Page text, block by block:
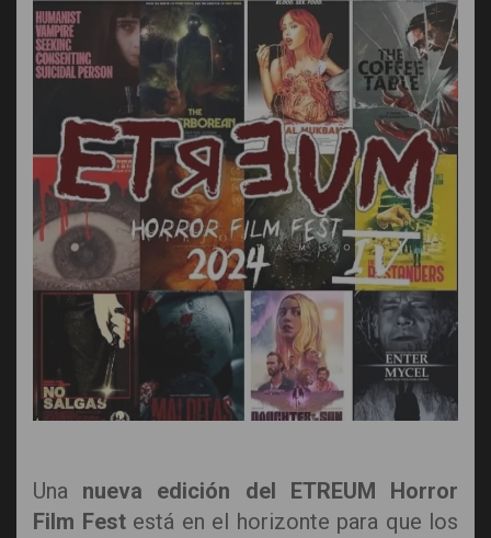
Una nueva edición del ETREUM Horror
Film Festestá en el horizonte para que los